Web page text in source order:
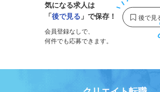
気になる求人は
「後で見る 」で保存！
会員登録なしで、
何件でも応募できます。